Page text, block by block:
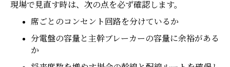
現場で見直す時は、次の点を必ず確認します。
席ごとのコンセント回路を分けているか
分電盤の容量と主幹ブレーカーの容量に余裕がある
か